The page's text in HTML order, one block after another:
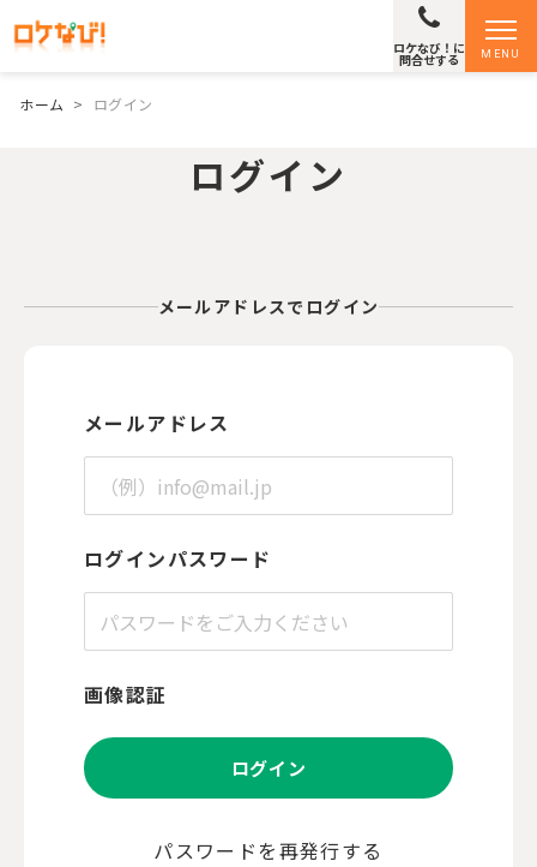
MENU
ロケなび！に
問合せする
ホーム > ログイン
ログイン
メールアドレスでログイン
メールアドレス
ログインパスワード
画像認証
ログイン
パスワードを再発行する